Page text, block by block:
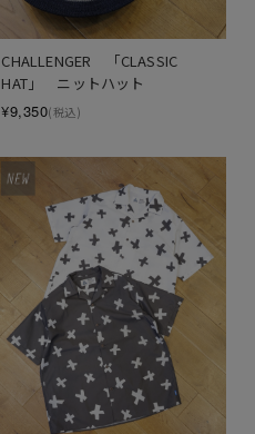
CHALLENGER　「CLASSIC
HAT」　ニットハット
¥9,350(税込)